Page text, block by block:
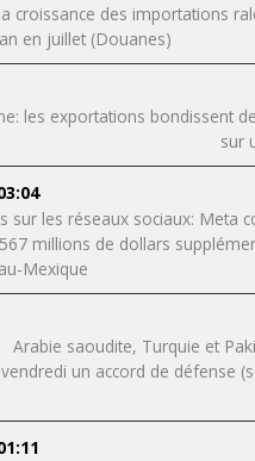
croissance des importations
en juillet (Douanes)
les exportations bondissent
sur
sur les réseaux sociaux: Meta
millions de dollars
Mexique
Arabie saoudite, Turquie et
vendredi un accord de défense